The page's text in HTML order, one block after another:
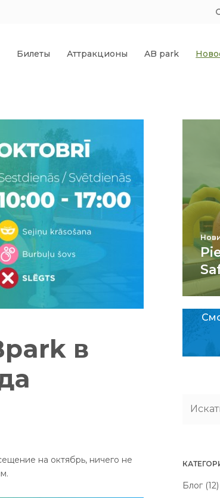
Билеты Аттракционы AB park
в
на октябрь, ничего не
Блог (12)